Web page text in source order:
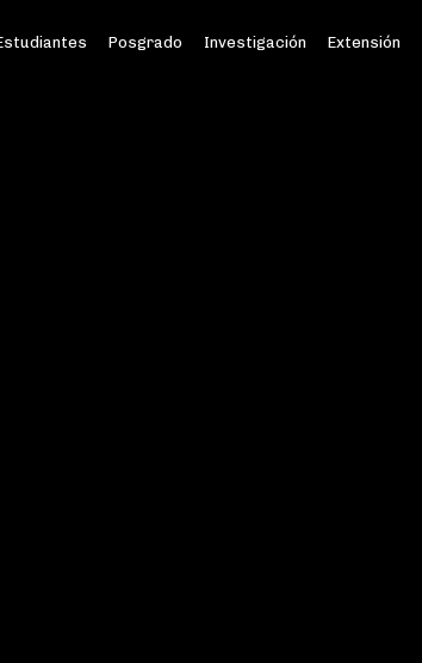
Posgrado Investigación Extensión